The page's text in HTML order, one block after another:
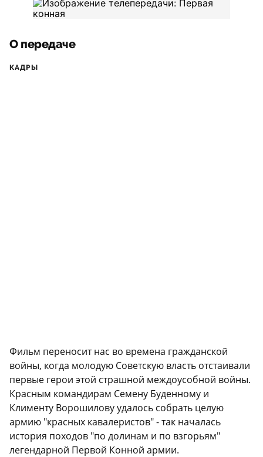
О передаче
КАДРЫ
Фильм переносит нас во времена гражданской
войны, когда молодую Советскую власть отстаивали
первые герои этой страшной междоусобной войны.
Красным командирам Семену Буденному и
Клименту Ворошилову удалось собрать целую
армию "красных кавалеристов" - так началась
история походов "по долинам и по взгорьям"
легендарной Первой Конной армии.